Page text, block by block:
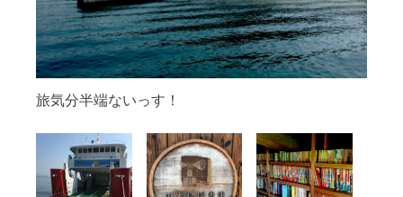
旅気分半端ないっす！